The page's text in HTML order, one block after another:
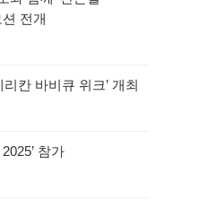
전개
칸 바비큐 위크’ 개최
참가